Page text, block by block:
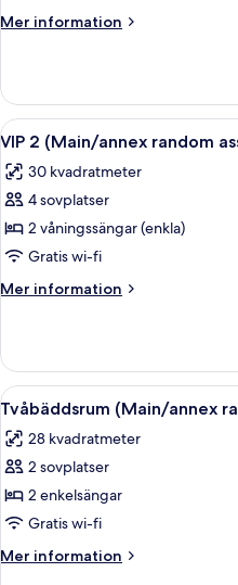
assignment)
Mer information
Mer
Deluxe
(Main/annex
random
assignment)
Öppna
alla
foton
för
VIP
2
(Main/annex
random
4
VIP 2 (Main/annex random
30 kvadratmeter
4 sovplatser
2 våningssängar (enkla)
Gratis wi-fi
Mer information
Mer
2
(Main/annex
random
Öppna
alla
foton
för
Tvåbäddsrum
(Main/annex
random
assignment)
14
Tvåbäddsrum (Main/annex
28 kvadratmeter
2 sovplatser
2 enkelsängar
Gratis wi-fi
Mer information
Mer